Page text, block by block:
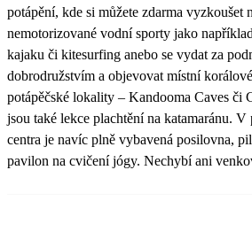
potápění, kde si můžete zdarma vyzkoušet
nemotorizované vodní sporty jako
kajaku či kitesurfing anebo se vydat za
dobrodružstvím a objevovat místní
potápěčské lokality – Kandooma Caves či
jsou také lekce plachtění na katamaránu. V
centra je navíc plně vybavená posilovna,
pavilon na cvičení jógy. Nechybí ani